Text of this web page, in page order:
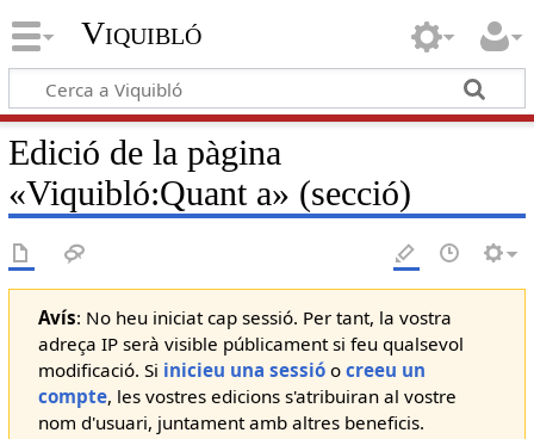
Viquibló
Edició de la pàgina
«Viquibló:Quant a» (secció)
Avís: No heu iniciat cap sessió. Per tant, la vostra
adreça IP serà visible públicament si feu qualsevol
modificació. Si inicieu una sessióo creeu un
compte, les vostres edicions s'atribuiran al vostre
nom d'usuari, juntament amb altres beneficis.